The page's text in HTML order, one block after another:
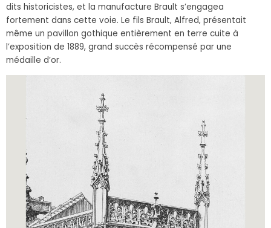
dits historicistes, et la manufacture Brault s’engagea
fortement dans cette voie. Le fils Brault, Alfred, présentait
même un pavillon gothique entièrement en terre cuite à
l’exposition de 1889, grand succès récompensé par une
médaille d’or.